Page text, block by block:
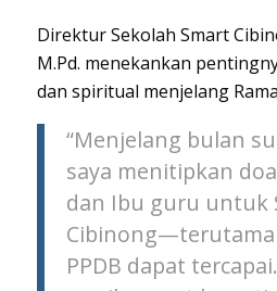
Direktur Sekolah Smart
M.Pd. menekankan
dan spiritual menjelang
“Menjelang bulan
saya menitipkan
dan Ibu guru untuk
Cibinong—terutama
PPDB dapat